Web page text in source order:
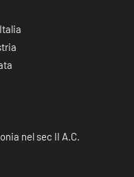
nel sec II A.C.